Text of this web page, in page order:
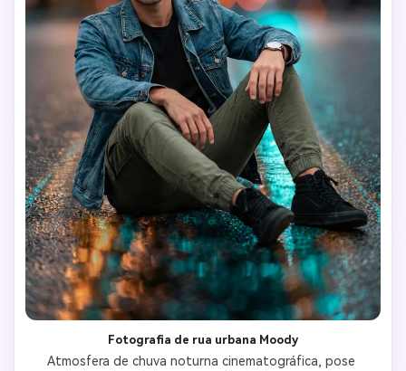
Fotografia de rua urbana Moody
Atmosfera de chuva noturna cinematográfica, pose
Crie imagens com
IA sem limites.
100% grátis!
Comece Grátis →